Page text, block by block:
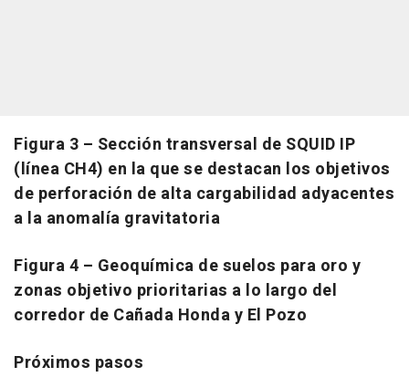
Figura 3 – Sección transversal de SQUID IP
(línea CH4) en la que se destacan los objetivos
de perforación de alta cargabilidad adyacentes
a la anomalía gravitatoria
Figura 4 – Geoquímica de suelos para oro y
zonas objetivo prioritarias a lo largo del
corredor de Cañada Honda y El Pozo
Próximos pasos